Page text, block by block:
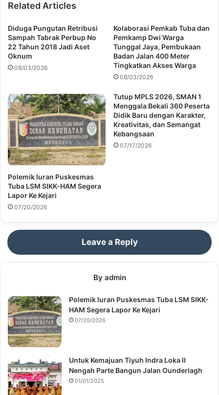
Related Articles
Diduga Pungutan Retribusi
Sampah Tabrak Perbup No
22 Tahun 2018 Jadi Aset
Oknum
08/03/2026
Kolaborasi Pemkab Tuba dan
Pemkamp Dwi Warga
Tunggal Jaya, Pembukaan
Badan Jalan 400 Meter
Tingkatkan Akses Warga
08/03/2026
Polemik Iuran Puskesmas
Tuba LSM SIKK-HAM Segera
Lapor Ke Kejari
07/20/2026
Tutup MPLS 2026, SMAN 1
Menggala Bekali 360 Peserta
Didik Baru dengan Karakter,
Kreativitas, dan Semangat
Kebangsaan
07/17/2026
Leave a Reply
By admin
Polemik Iuran Puskesmas Tuba LSM SIKK-
HAM Segera Lapor Ke Kejari
07/20/2026
Untuk Kemajuan Tiyuh Indra Loka II
Nengah Parte Bangun Jalan Ounderlagh
01/01/2025